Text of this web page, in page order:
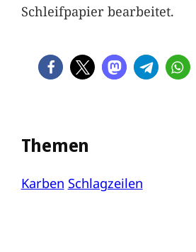
Schleifpapier bearbeitet.
Themen
Karben Schlagzeilen